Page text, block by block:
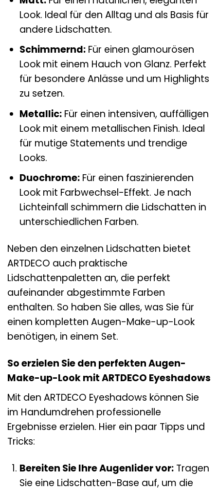
Look. Ideal für den Alltag und als Basis für
andere Lidschatten.
Schimmernd:Für einen glamourösen
Look mit einem Hauch von Glanz. Perfekt
für besondere Anlässe und um Highlights
zu setzen.
Metallic:Für einen intensiven, auffälligen
Look mit einem metallischen Finish. Ideal
für mutige Statements und trendige
Looks.
Duochrome:Für einen faszinierenden
Look mit Farbwechsel-Effekt. Je nach
Lichteinfall schimmern die Lidschatten in
unterschiedlichen Farben.
Neben den einzelnen Lidschatten bietet
ARTDECO auch praktische
Lidschattenpaletten an, die perfekt
aufeinander abgestimmte Farben
enthalten. So haben Sie alles, was Sie für
einen kompletten Augen-Make-up-Look
benötigen, in einem Set.
So erzielen Sie den perfekten Augen-
Make-up-Look mit ARTDECO Eyeshadows
Mit den ARTDECO Eyeshadows können Sie
im Handumdrehen professionelle
Ergebnisse erzielen. Hier ein paar Tipps und
Tricks:
Bereiten Sie Ihre Augenlider vor:Tragen
Sie eine Lidschatten-Base auf, um die